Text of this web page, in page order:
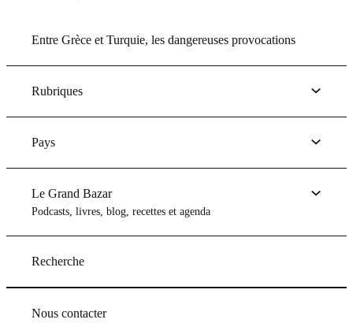
Entre Grèce et Turquie, les dangereuses provocations
Rubriques
Pays
Le Grand Bazar
Podcasts, livres, blog, recettes et agenda
Recherche
Nous contacter